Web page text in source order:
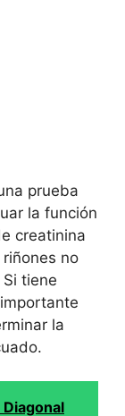
prueba
la función
creatinina
no
tiene
la